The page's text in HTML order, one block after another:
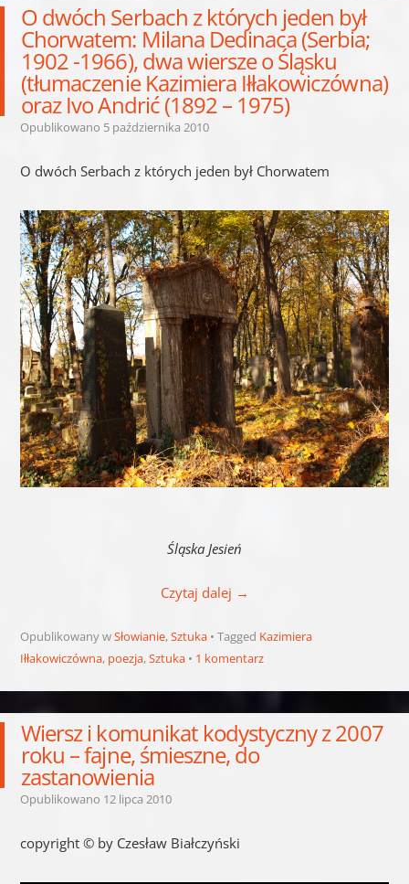
O dwóch Serbach z których jeden był
Chorwatem: Milana Dedinaca (Serbia;
1902 -1966), dwa wiersze o Śląsku
(tłumaczenie Kazimiera Iłłakowiczówna)
oraz Ivo Andrić (1892 – 1975)
Opublikowano 5 października 2010
O dwóch Serbach z których jeden był Chorwatem
Śląska Jesień
Czytaj dalej →
Opublikowany wSłowianie,Sztuka Tagged Kazimiera
Iłłakowiczówna, poezja,Sztuka 1 komentarz
Wiersz i komunikat kodystyczny z 2007
roku – fajne, śmieszne, do
zastanowienia
Opublikowano 12 lipca 2010
copyright © by Czesław Białczyński